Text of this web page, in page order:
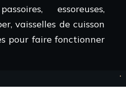
essoreuses,
vaisselles de cuisson
pour faire fonctionner